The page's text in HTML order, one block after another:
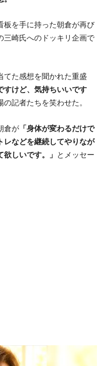
板を手に持った朝倉が再び
三崎氏へのドッキリ企画で
てた感想を聞かれた重盛
すけど、気持ちいいです
記者たちを笑わせた。
倉が「身体が変わるだけで
レなどを継続してやりなが
しいです。」 とメッセー